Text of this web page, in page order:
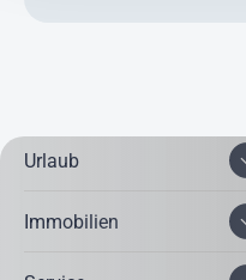
Urlaub
Immobilien